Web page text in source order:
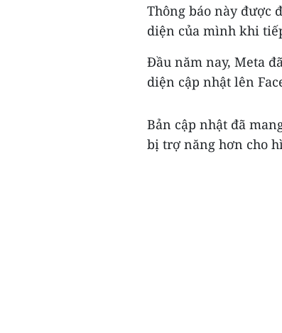
Thông báo này được
diện của mình khi
Đầu năm nay, Meta
diện cập nhật lên
Bản cập nhật đã
bị trợ năng hơn cho